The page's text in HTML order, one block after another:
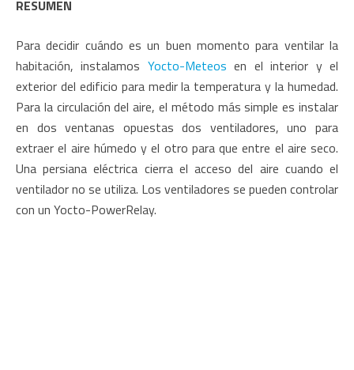
RESUMEN
Para decidir cuándo es un buen momento para ventilar la
habitación, instalamos Yocto-Meteos en el interior y el
exterior del edificio para medir la temperatura y la humedad.
Para la circulación del aire, el método más simple es instalar
en dos ventanas opuestas dos ventiladores, uno para
extraer el aire húmedo y el otro para que entre el aire seco.
Una persiana eléctrica cierra el acceso del aire cuando el
ventilador no se utiliza. Los ventiladores se pueden controlar
con un Yocto-PowerRelay.